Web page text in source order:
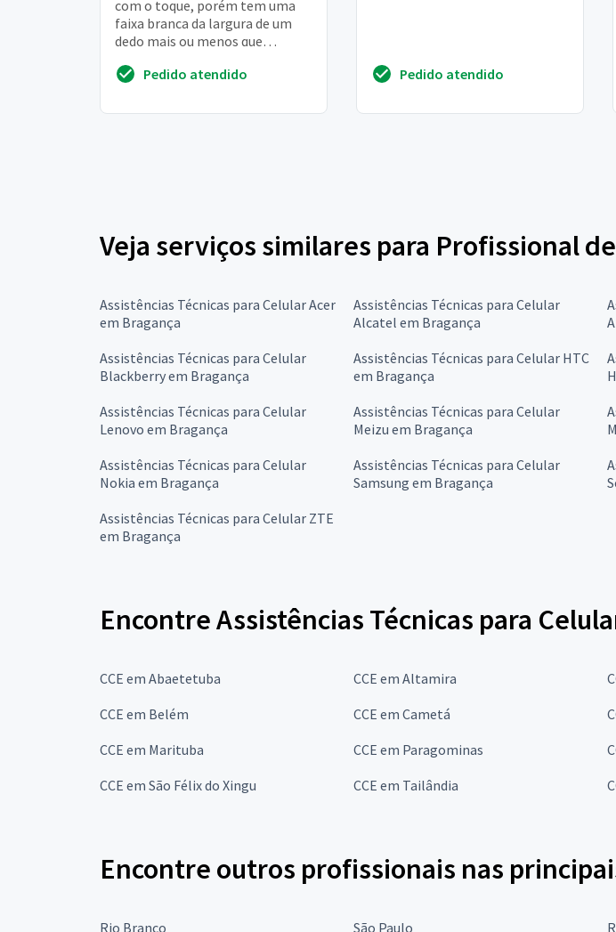
com o toque, porém tem uma
faixa branca da largura de um
dedo mais ou menos que
por cima. Não gost...
Pedido atendido Pedido atendido
Veja serviços similares para Profissional
Assistências Técnicas para Celular Acer
em Bragança
Assistências Técnicas para Celular
Alcatel em Bragança
Assistências Técnicas para Celular
Blackberry em Bragança
Assistências Técnicas para Celular HTC
em Bragança
Assistências Técnicas para Celular
Lenovo em Bragança
Assistências Técnicas para Celular
Meizu em Bragança
Assistências Técnicas para Celular
Nokia em Bragança
Assistências Técnicas para Celular
Samsung em Bragança
Assistências Técnicas para Celular ZTE
em Bragança
Encontre Assistências Técnicas para
CCE em Abaetetuba CCE em Altamira
CCE em Belém
CCE em Cametá
CCE em Marituba
CCE em Paragominas
CCE em São Félix do Xingu
CCE em Tailândia
Encontre outros profissionais nas
Rio Branco São Paulo